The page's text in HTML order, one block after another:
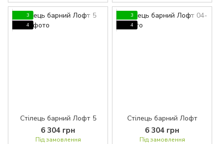
3
4
Стілець барний Лофт 5
6 304 грн
Під замовлення
3
4
Стілець барний Лофт
6 304 грн
Під замовлення